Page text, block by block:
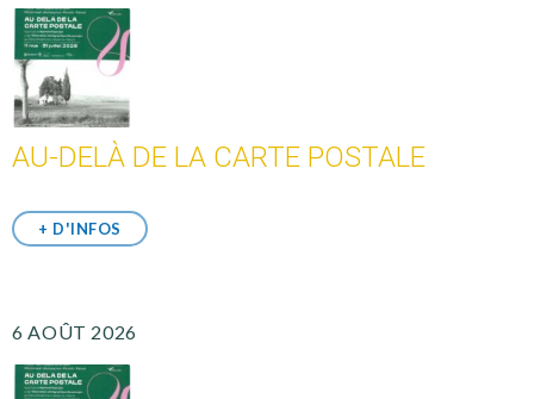
AU-DELÀ DE LA CARTE POSTALE
+ D'INFOS
6 AOÛT 2026